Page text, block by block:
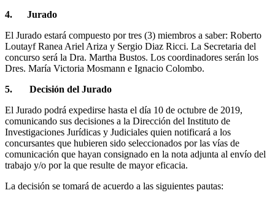
4. Jurado
El Jurado estará compuesto por tres (3) miembros a saber: Roberto
Loutayf Ranea Ariel Ariza y Sergio Diaz Ricci. La Secretaria del
concurso será la Dra. Martha Bustos. Los coordinadores serán los
Dres. María Victoria Mosmann e Ignacio Colombo.
5. Decisión del Jurado
El Jurado podrá expedirse hasta el día 10 de octubre de 2019,
comunicando sus decisiones a la Dirección del Instituto de
Investigaciones Jurídicas y Judiciales quien notificará a los
concursantes que hubieren sido seleccionados por las vías de
comunicación que hayan consignado en la nota adjunta al envío del
trabajo y/o por la que resulte de mayor eficacia.
La decisión se tomará de acuerdo a las siguientes pautas: